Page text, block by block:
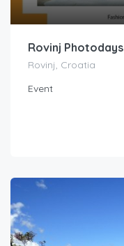
Rovinj Photodays
Rovinj, Croatia
Event